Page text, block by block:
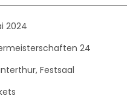
2024
24
Festsaal